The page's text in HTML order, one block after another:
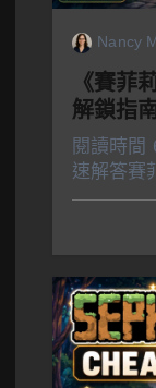
Nancy
《賽菲
解鎖指
閱讀時間
速解答